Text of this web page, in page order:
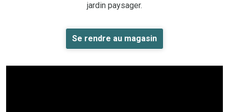
jardin paysager.
Se rendre au magasin